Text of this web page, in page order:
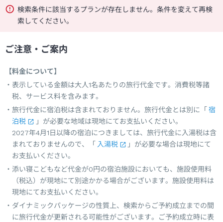
検索条件に該当するプランが存在しません。条件を変えて再検
索してください。
ご注意・ご案内
【料金について】
表示している金額は大人1名あたりの旅行代金です。消費税等諸
税、サービス料を含みます。
旅行代金に宿泊税は含まれておりません。旅行代金とは別に「 宿
泊税
」が必要な地域は現地にてお支払いください。
2027年4月1日以降の宿泊につきましては、旅行代金に入湯税は含
まれておりませんので、「 入湯税
」が必要な場合は現地にて
お支払いください。
添い寝こどもなど代金が0円の宿泊施設においても、施設使用料
（税込）が現地にて別途かかる場合がございます。施設使用料は
現地にてお支払いください。
ダイナミックパッケージの性質上、検索からご予約成立までの間
に旅行代金が更新される可能性がございます。ご予約成立時に表